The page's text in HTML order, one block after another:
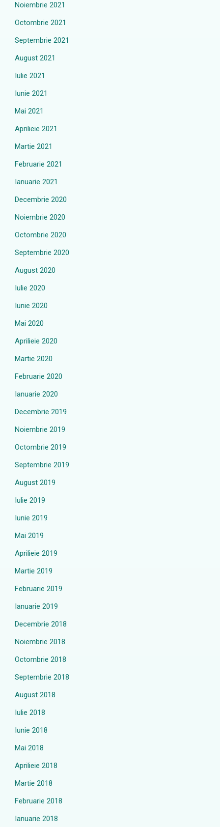
Noiembrie 2021
Octombrie 2021
Septembrie 2021
August 2021
Iulie 2021
Iunie 2021
Mai 2021
Aprilieie 2021
Martie 2021
Februarie 2021
Ianuarie 2021
Decembrie 2020
Noiembrie 2020
Octombrie 2020
Septembrie 2020
August 2020
Iulie 2020
Iunie 2020
Mai 2020
Aprilieie 2020
Martie 2020
Februarie 2020
Ianuarie 2020
Decembrie 2019
Noiembrie 2019
Octombrie 2019
Septembrie 2019
August 2019
Iulie 2019
Iunie 2019
Mai 2019
Aprilieie 2019
Martie 2019
Februarie 2019
Ianuarie 2019
Decembrie 2018
Noiembrie 2018
Octombrie 2018
Septembrie 2018
August 2018
Iulie 2018
Iunie 2018
Mai 2018
Aprilieie 2018
Martie 2018
Februarie 2018
Ianuarie 2018